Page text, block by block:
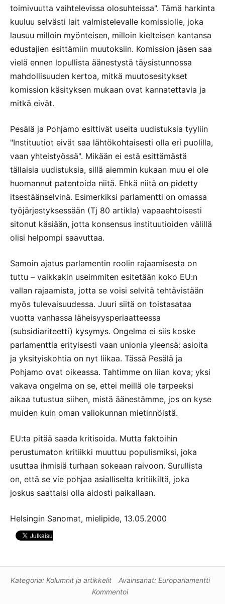
toimivuutta vaihtelevissa olosuhteissa". Tämä harkinta
kuuluu selvästi lait valmistelevalle komissiolle, joka
lausuu milloin myönteisen, milloin kielteisen kantansa
edustajien esittämiin muutoksiin. Komission jäsen saa
vielä ennen lopullista äänestystä täysistunnossa
mahdollisuuden kertoa, mitkä muutosesitykset
komission käsityksen mukaan ovat kannatettavia ja
mitkä eivät.
Pesälä ja Pohjamo esittivät useita uudistuksia tyyliin
"Instituutiot eivät saa lähtökohtaisesti olla eri puolilla,
vaan yhteistyössä". Mikään ei estä esittämästä
tällaisia uudistuksia, sillä aiemmin kukaan muu ei ole
huomannut patentoida niitä. Ehkä niitä on pidetty
itsestäänselvinä. Esimerkiksi parlamentti on omassa
työjärjestyksessään (Tj 80 artikla) vapaaehtoisesti
sitonut käsiään, jotta konsensus instituutioiden välillä
olisi helpompi saavuttaa.
Samoin ajatus parlamentin roolin rajaamisesta on
tuttu – vaikkakin useimmiten esitetään koko EU:n
vallan rajaamista, jotta se voisi selvitä tehtävistään
myös tulevaisuudessa. Juuri siitä on toistasataa
vuotta vanhassa läheisyysperiaatteessa
(subsidiariteetti) kysymys. Ongelma ei siis koske
parlamenttia erityisesti vaan unionia yleensä: asioita
ja yksityiskohtia on nyt liikaa. Tässä Pesälä ja
Pohjamo ovat oikeassa. Tahtimme on liian kova; yksi
vakava ongelma on se, ettei meillä ole tarpeeksi
aikaa tutustua siihen, mistä äänestämme, jos on kyse
muiden kuin oman valiokunnan mietinnöistä.
EU:ta pitää saada kritisoida. Mutta faktoihin
perustumaton kritiikki muuttuu populismiksi, joka
usuttaa ihmisiä turhaan sokeaan raivoon. Surullista
on, että se vie pohjaa asialliselta kritiikiltä, joka
joskus saattaisi olla aidosti paikallaan.
Helsingin Sanomat, mielipide, 13.05.2000
Kategoria: Kolumnit ja artikkelit Avainsanat: Europarlamentti
Kommentoi